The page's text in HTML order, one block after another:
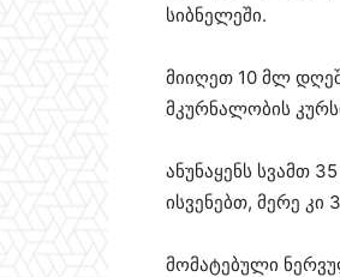
სიბნელეში.
მიიღეთ 10 მლ
მკურნალობის
ანუნაყენს სვამთ
ისვენებთ, მერე კი
მომატებული